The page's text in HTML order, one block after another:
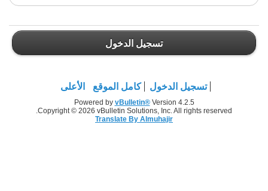
تسجيل الدخول
تسجيل الدخول كامل الموقع الأعلى
Powered by vBulletin®Version 4.2.5
Copyright © 2026 vBulletin Solutions, Inc. All rights reserved.
Translate By Almuhajir